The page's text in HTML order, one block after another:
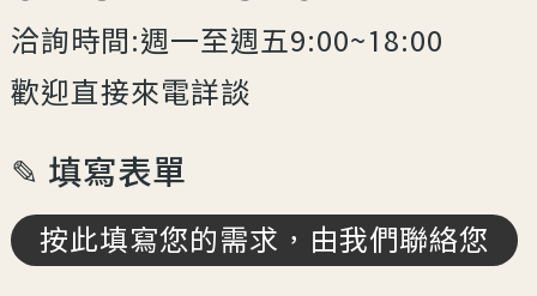
洽詢時間:週一至週五9:00~18:00
歡迎直接來電詳談
✎ 填寫表單
按此填寫您的需求，由我們聯絡您